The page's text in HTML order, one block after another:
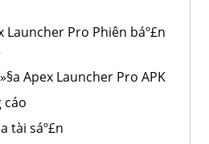
Launcher Pro Phiên báº£n
Apex Launcher Pro APK
cáo
tài sáº£n